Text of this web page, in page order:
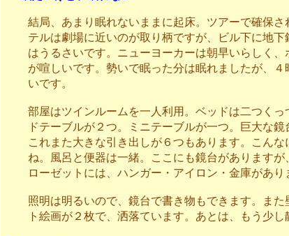
結局、あまり眠れないままに起床。ツアーで確保
テルは劇場に近いのが取り柄ですが、ビル下に地
はうるさいです。ニューヨーカーは朝早いらしく
が喧しいです。勢いで眠った分は眠れましたが、
いです。
部屋はツインルームを一人利用。ベッドは二つくっ
ドテーブルが２つ。ミニテーブルが一つ。巨大な鏡
これまた大きな引き出しが６つもあります。こん
ね。風呂と便器は一緒。ここにも鏡台がありますが
ローゼットには、ハンガー・アイロン・金庫があり
照明は明るいので、鏡台で書き物もできます。ま
ト絵画が２枚で、洒落ています。あとは、もう少し